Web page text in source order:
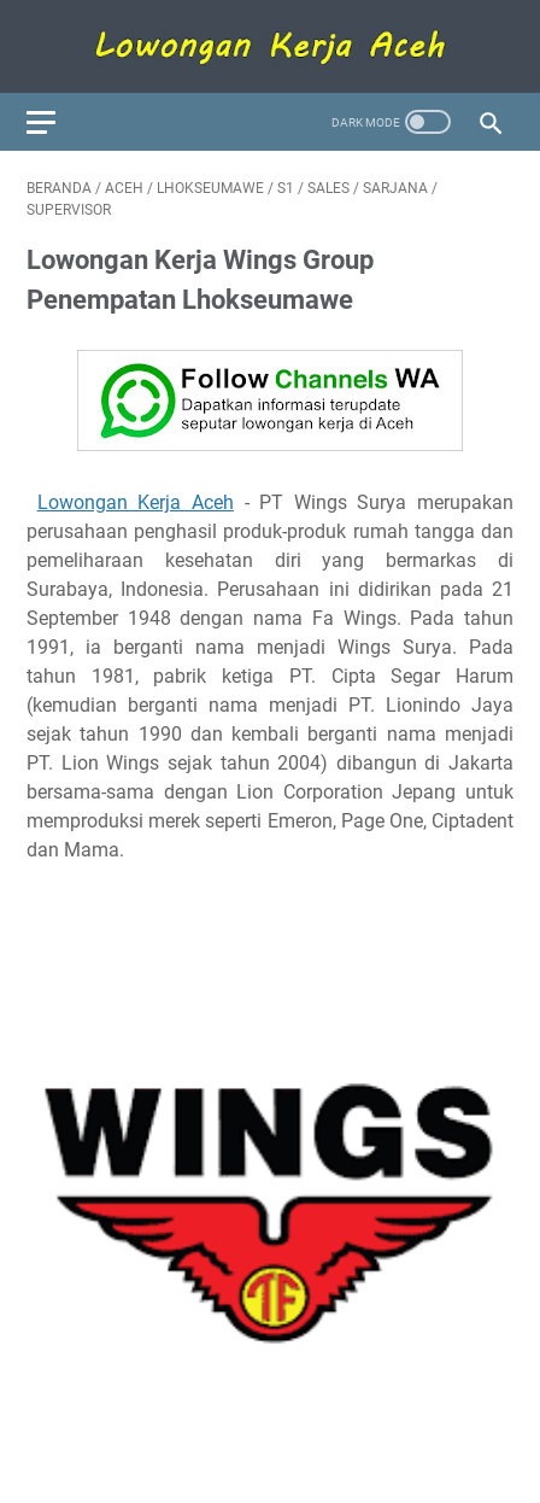
BERANDA / ACEH / LHOKSEUMAWE / S1 / SALES / SARJANA /
SUPERVISOR
Lowongan Kerja Wings Group
Penempatan Lhokseumawe
Lowongan Kerja Aceh - PT Wings Surya merupakan
perusahaan penghasil produk-produk rumah tangga dan
pemeliharaan kesehatan diri yang bermarkas di
Surabaya, Indonesia. Perusahaan ini didirikan pada 21
September 1948 dengan nama Fa Wings. Pada tahun
1991, ia berganti nama menjadi Wings Surya. Pada
tahun 1981, pabrik ketiga PT. Cipta Segar Harum
(kemudian berganti nama menjadi PT. Lionindo Jaya
sejak tahun 1990 dan kembali berganti nama menjadi
PT. Lion Wings sejak tahun 2004) dibangun di Jakarta
bersama-sama dengan Lion Corporation Jepang untuk
memproduksi merek seperti Emeron, Page One, Ciptadent
dan Mama.